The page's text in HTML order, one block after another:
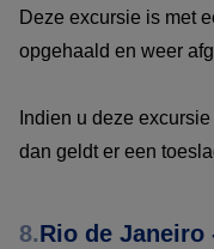
Deze excursie is met
opgehaald en weer
Indien u deze
dan geldt er een
8.Rio de Janeiro